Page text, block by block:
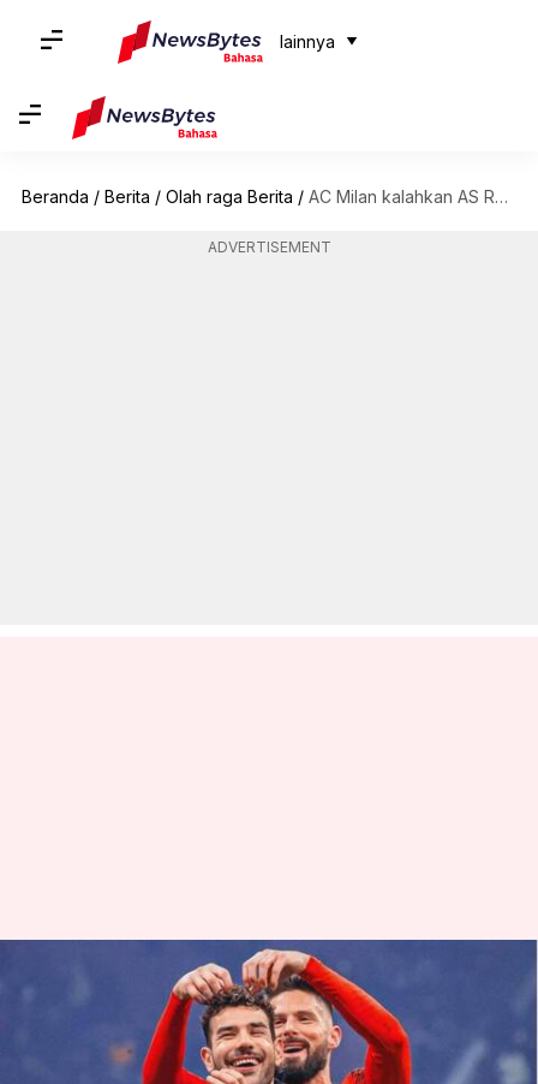
lainnya
Beranda / Berita / Olah raga Berita / AC Milan kalahkan AS Roma 3-1 di Serie A: Statistik
ADVERTISEMENT
AC Milan kalahkan AS Roma 3-1
di Serie A: Statistik
Jan 16, 2024 10:20 am